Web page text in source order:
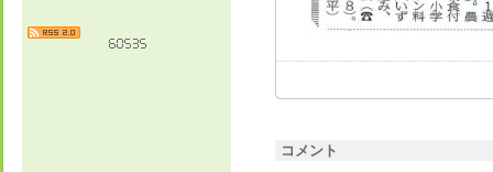
コメント